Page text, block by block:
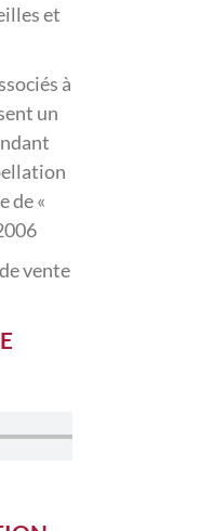
et
à
un
de «
vente